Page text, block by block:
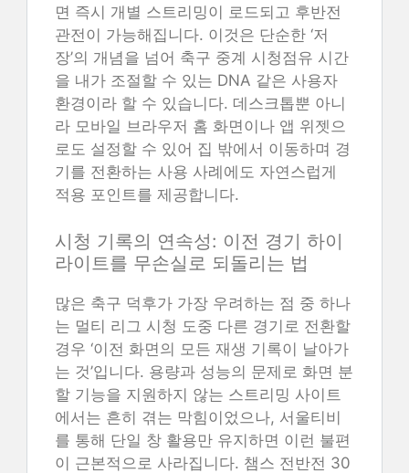
면 즉시 개별 스트리밍이 로드되고 후반전
관전이 가능해집니다. 이것은 단순한 ‘저
장’의 개념을 넘어 축구 중계 시청점유 시간
을 내가 조절할 수 있는 DNA 같은 사용자
환경이라 할 수 있습니다. 데스크톱뿐 아니
라 모바일 브라우저 홈 화면이나 앱 위젯으
로도 설정할 수 있어 집 밖에서 이동하며 경
기를 전환하는 사용 사례에도 자연스럽게
적용 포인트를 제공합니다.
시청 기록의 연속성: 이전 경기 하이
라이트를 무손실로 되돌리는 법
많은 축구 덕후가 가장 우려하는 점 중 하나
는 멀티 리그 시청 도중 다른 경기로 전환할
경우 ‘이전 화면의 모든 재생 기록이 날아가
는 것’입니다. 용량과 성능의 문제로 화면 분
할 기능을 지원하지 않는 스트리밍 사이트
에서는 흔히 겪는 막힘이었으나, 서울티비
를 통해 단일 창 활용만 유지하면 이런 불편
이 근본적으로 사라집니다. 챔스 전반전 30